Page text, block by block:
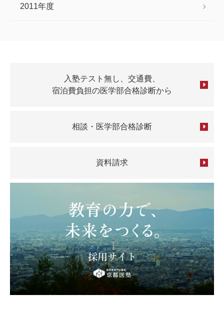
2011年度
入塾テスト無し、交通費、
宿泊費負担の医学部合格診断から
相談・医学部合格診断
資料請求